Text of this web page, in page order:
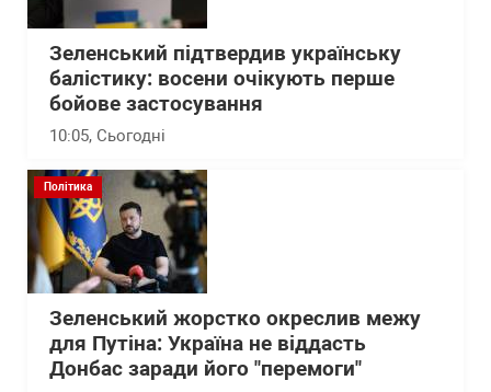
Зеленський підтвердив українську
балістику: восени очікують перше
бойове застосування
10:05, Сьогодні
Політика
Зеленський жорстко окреслив межу
для Путіна: Україна не віддасть
Донбас заради його "перемоги"